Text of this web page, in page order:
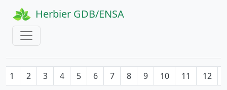
Herbier GDB/ENSA
1 2 3 4 5 6 7 8 9 10 11 12